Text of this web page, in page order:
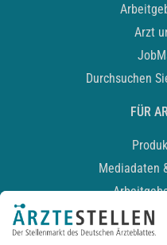
Arzt
Durchsuchen
FÜR
Mediadaten